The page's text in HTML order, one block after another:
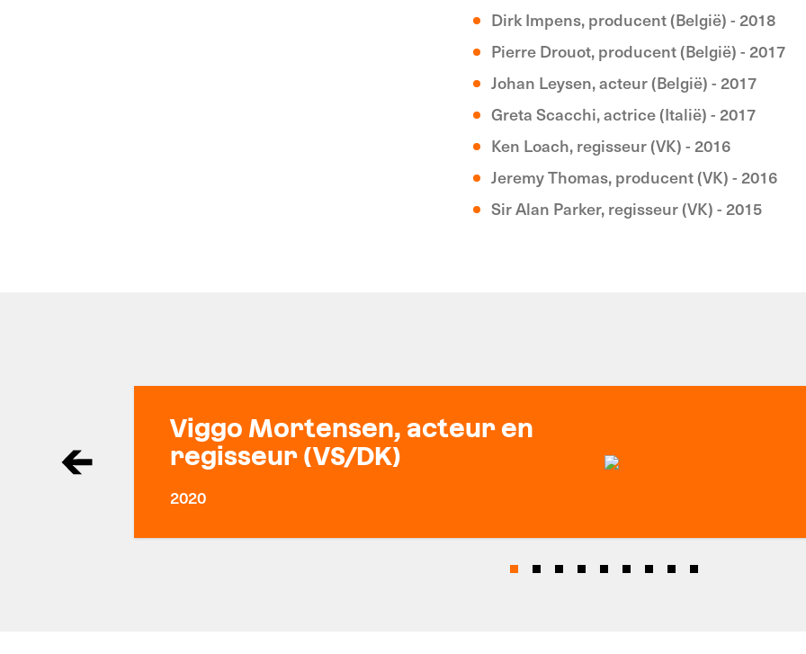
Dirk Impens, producent (België) - 2018
Pierre Drouot, producent (België) - 2017
Johan Leysen, acteur (België) - 2017
Greta Scacchi, actrice (Italië) - 2017
Ken Loach, regisseur (VK) - 2016
Jeremy Thomas, producent (VK) - 2016
Sir Alan Parker, regisseur (VK) - 2015
Viggo Mortensen, acteur en
regisseur (VS/DK)
2020